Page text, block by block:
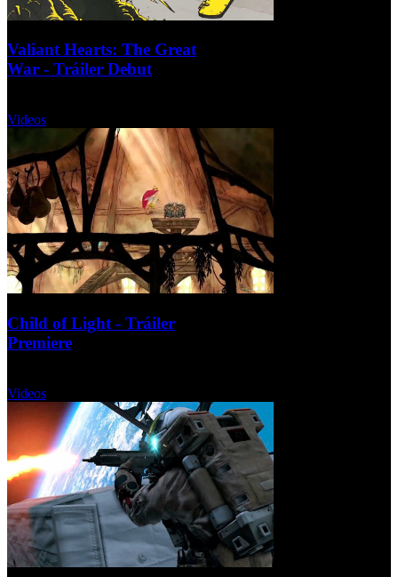
Valiant Hearts: The Great
War - Tráiler Debut
Videos
Child of Light - Tráiler
Premiere
Videos